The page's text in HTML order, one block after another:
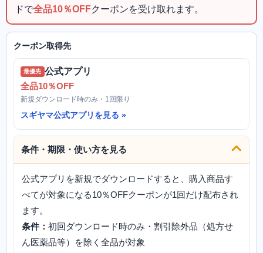
ドで全品10％OFFクーポンを受け取れます。
クーポン取得先
最優先 公式アプリ
全品10％OFF
新規ダウンロード時のみ・1回限り
スギヤマ公式アプリを見る
条件・期限・使い方を見る
公式アプリを新規でダウンロードすると、購入商品す
べてが対象になる10％OFFクーポンが1回だけ配布され
ます。
条件： 初回ダウンロード時のみ・割引除外品（処方せ
ん医薬品等）を除く全品が対象